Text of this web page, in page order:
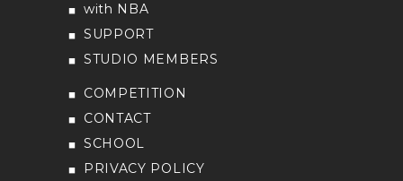
with NBA
SUPPORT
STUDIO MEMBERS
COMPETITION
CONTACT
SCHOOL
PRIVACY POLICY